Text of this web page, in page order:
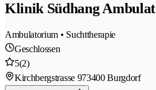
Klinik Südhang
Ambulatorium • Suchttherapie
Geschlossen
5(2)
Kirchbergstrasse 973400 Burgdorf